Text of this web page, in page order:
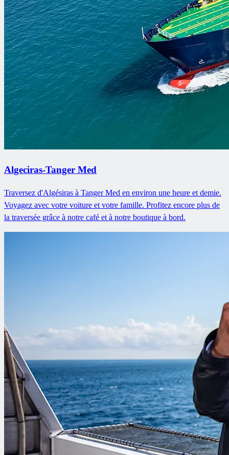
Algeciras-Tanger Med
Traversez d'Algésiras à Tanger Med en environ une heure et demie.
Voyagez avec votre voiture et votre famille. Profitez encore plus de
la traversée grâce à notre café et à notre boutique à bord.